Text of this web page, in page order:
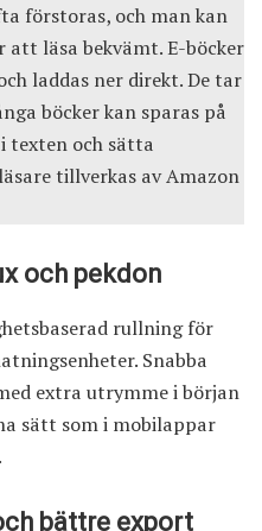
förstoras, och man kan
läsa bekvämt. E-böcker
laddas ner direkt. De tar
böcker kan sparas på
texten och sätta
tillverkas avAmazon
och pekdon
rullning för
Snabba
extra utrymme i början
sätt som i mobilappar
bättre export